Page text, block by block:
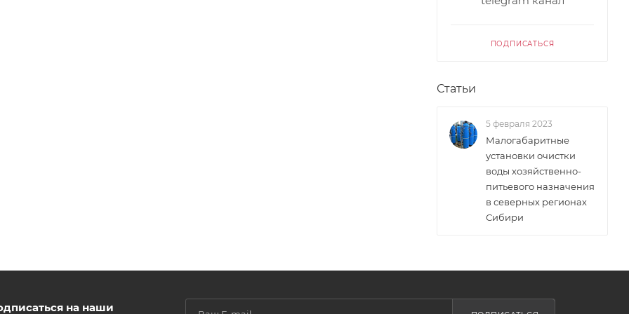
ПОДПИСАТЬСЯ
Статьи
5 февраля 2023
Малогабаритные
установки очистки
воды хозяйственно-
питьевого назначения
в северных регионах
Сибири
на наши